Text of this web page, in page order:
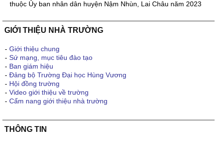
thuộc Ủy ban nhân dân huyện Nậm Nhùn, Lai Châu năm 2023
GIỚI THIỆU NHÀ TRƯỜNG
- Giới thiệu chung
- Sứ mạng, mục tiêu đào tạo
- Ban giám hiệu
- Đảng bộ Trường Đại học Hùng Vương
- Hội đồng trường
- Video giới thiệu về trường
- Cẩm nang giới thiệu nhà trường
THÔNG TIN